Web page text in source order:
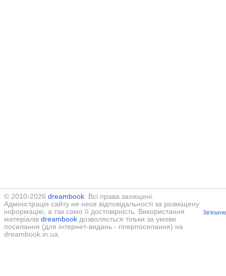
© 2010-2026 dreambook. Всі права захищені.
Адміністрація сайту не несе відповідальності за розміщену
інформацію, а так само її достовірність. Використання
матеріалів dreambook дозволяється тільки за умови
посилання (для інтернет-видань - гіперпосилання) на
dreambook.in.ua.